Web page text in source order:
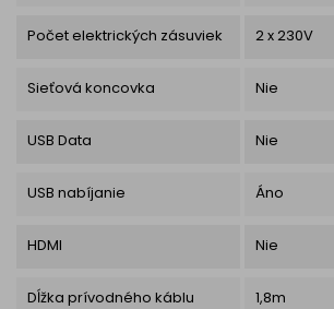
Počet elektrických zásuviek 2 x 230V
Sieťová koncovka Nie
USB Data Nie
USB nabíjanie Áno
HDMI Nie
Dĺžka prívodného káblu 1,8m